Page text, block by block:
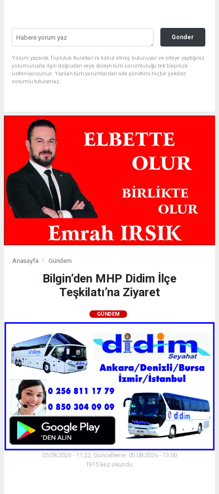
Gonder
Yorum yazarak Topluluk Kuralları’nı kabul etmiş bulunuyor ve siteye yaptığınız
yorumunuzla ilgili doğrudan veya dolaylı tüm sorumluluğu tek başınıza
üstleniyorsunuz. Yazılan tüm yorumlardan site yönetimi hiçbir şekilde
sorumlu tutulamaz.
Anasayfa Gündem
Bilgin’den MHP Didim İlçe
Teşkilatı’na Ziyaret
GÜNDEM
05.08.2026 - 11:22, Güncelleme: 05.08.2026 - 13:00
1915 kez okundu.